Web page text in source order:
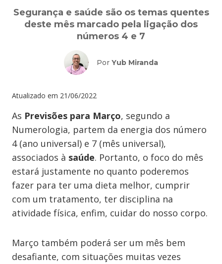
Segurança e saúde são os temas quentes
deste mês marcado pela ligação dos
números 4 e 7
Por Yub Miranda
Atualizado em 21/06/2022
As Previsões para Março, segundo a
Numerologia, partem da energia dos número
4 (ano universal) e 7 (mês universal),
associados à saúde. Portanto, o foco do mês
estará justamente no quanto poderemos
fazer para ter uma dieta melhor, cumprir
com um tratamento, ter disciplina na
atividade física, enfim, cuidar do nosso corpo.
Março também poderá ser um mês bem
desafiante, com situações muitas vezes